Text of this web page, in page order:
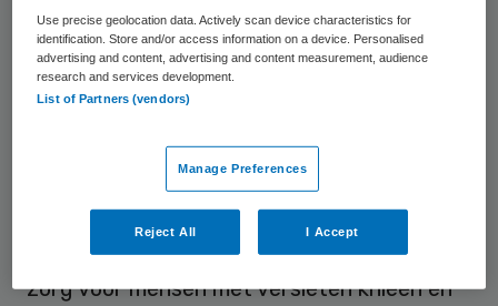
“Uniek is dat we de zorg binnen de kliniek
‘zo thuis mogelijk’ organiseren”, zegt
Wouter van Hemert, orthopedisch chirurg
tijdens het hele zorgproces intensief samen
te werken met de huisarts, fysiotherapeut
en andere disciplines binnen Zuyderland.
Door deze samenwerking kunnen we de
zorg voor mensen met versleten knieën en
Use precise geolocation data. Actively scan device characteristics for
identification. Store and/or access information on a device. Personalised
advertising and content, advertising and content measurement, audience
research and services development.
List of Partners (vendors)
Manage Preferences
Reject All I Accept